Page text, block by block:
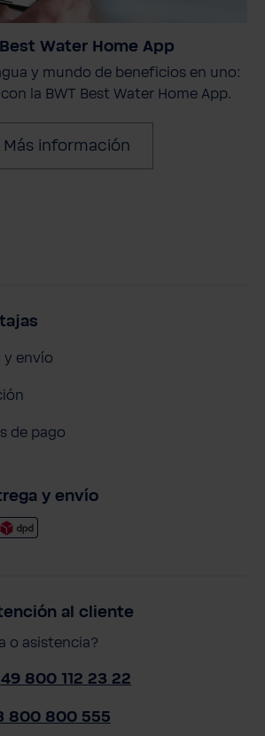
Water Home App
y mundo de beneficios en uno:
la BWT Best Water Home App.
Más información
y envío
de pago
y envío
al cliente
o asistencia?
800 112 23 22
800 800 555